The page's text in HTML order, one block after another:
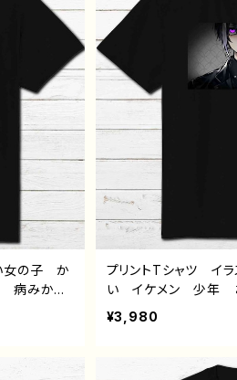
女の子 か
病みかわ
ア ツー
スカー
め 人気
プリントTシャツ イ
い イケメン 少年
かわいい メンヘラ
ュ 白髪 銀髪 ス
気 イラストレータ
¥3,980